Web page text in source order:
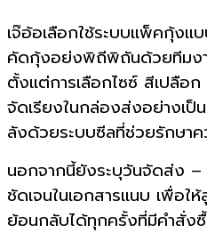
เจ๊อ้อเลือกใช้ระบบแพ็คกุ้ง
คัดกุ้งอย่งพิถีพิถันด้วยทีมง
ตั้งแต่การเลือกไซซ์ สีเปลือ
จัดเรียงในกล่องส่งอย่างเ
ลังด้วยระบบซีลที่ช่วยรักษา
นอกจากนี้ยังระบุวันจัดส่ง –
ชัดเจนในเอกสารแนบ เพื่อใ
ย้อนกลับได้ทุกครั้งที่มีคำสั่ง